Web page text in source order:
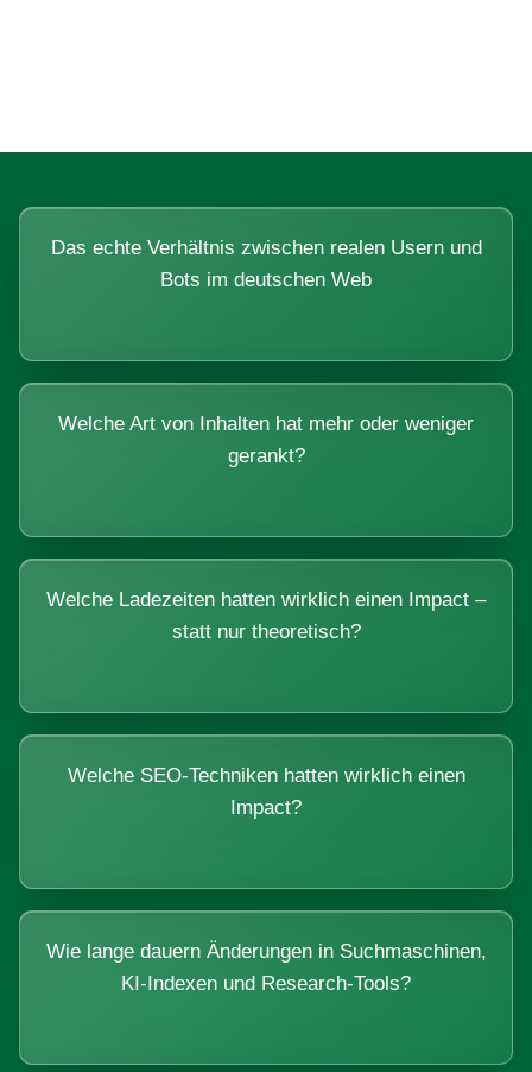
Das echte Verhältnis zwischen realen Usern und
Bots im deutschen Web
Welche Art von Inhalten hat mehr oder weniger
gerankt?
Welche Ladezeiten hatten wirklich einen Impact –
statt nur theoretisch?
Welche SEO-Techniken hatten wirklich einen
Impact?
Wie lange dauern Änderungen in Suchmaschinen,
KI-Indexen und Research-Tools?